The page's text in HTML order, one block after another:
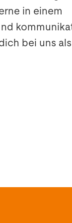
in einem
bei uns als